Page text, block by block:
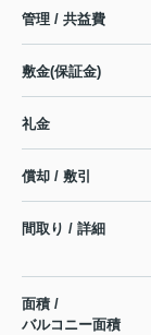
管理 / 共益費
敷金(保証金)
礼金
償却 / 敷引
間取り / 詳細
面積 /
バルコニー面積